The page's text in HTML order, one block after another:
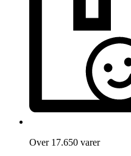
Over 17.650 varer